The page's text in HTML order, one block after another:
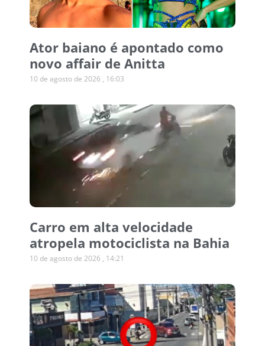
Ator baiano é apontado como
novo affair de Anitta
10 de agosto de 2026 16:03
Carro em alta velocidade
atropela motociclista na Bahia
10 de agosto de 2026 14:21